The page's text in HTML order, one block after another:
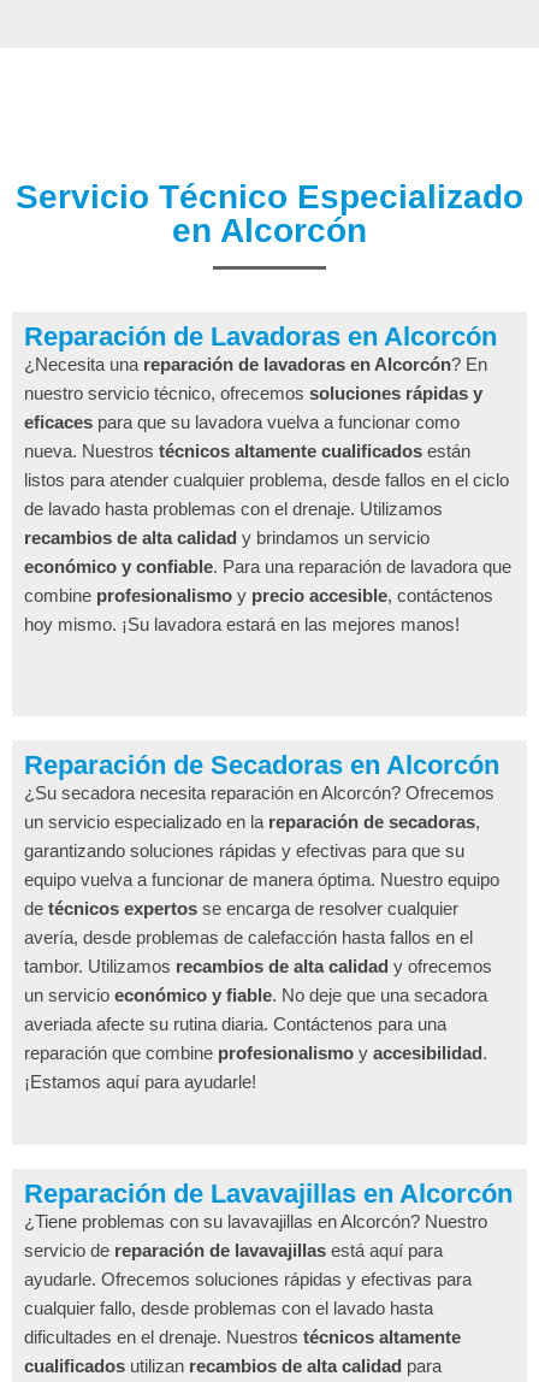
Servicio Técnico Especializado
en Alcorcón
Reparación de Lavadoras en Alcorcón
¿Necesita una reparación de lavadoras en Alcorcón? En
nuestro servicio técnico, ofrecemos soluciones rápidas y
eficaces para que su lavadora vuelva a funcionar como
nueva. Nuestros técnicos altamente cualificados están
listos para atender cualquier problema, desde fallos en el ciclo
de lavado hasta problemas con el drenaje. Utilizamos
recambios de alta calidad y brindamos un servicio
económico y confiable. Para una reparación de lavadora que
combine profesionalismo y precio accesible, contáctenos
hoy mismo. ¡Su lavadora estará en las mejores manos!
Reparación de Secadoras en Alcorcón
¿Su secadora necesita reparación en Alcorcón? Ofrecemos
un servicio especializado en la reparación de secadoras,
garantizando soluciones rápidas y efectivas para que su
equipo vuelva a funcionar de manera óptima. Nuestro equipo
de técnicos expertos se encarga de resolver cualquier
avería, desde problemas de calefacción hasta fallos en el
tambor. Utilizamos recambios de alta calidad y ofrecemos
un servicio económico y fiable. No deje que una secadora
averiada afecte su rutina diaria. Contáctenos para una
reparación que combine profesionalismo y accesibilidad.
¡Estamos aquí para ayudarle!
Reparación de Lavavajillas en Alcorcón
¿Tiene problemas con su lavavajillas en Alcorcón? Nuestro
servicio de reparación de lavavajillas está aquí para
ayudarle. Ofrecemos soluciones rápidas y efectivas para
cualquier fallo, desde problemas con el lavado hasta
dificultades en el drenaje. Nuestros técnicos altamente
cualificados utilizan recambios de alta calidad para